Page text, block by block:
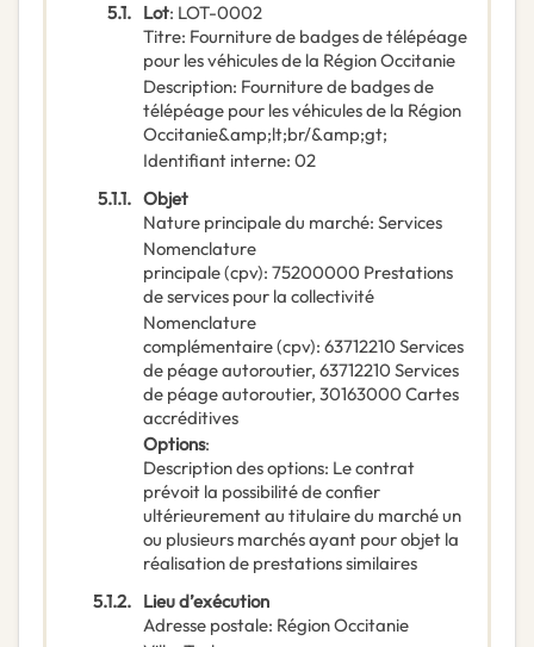
5.1. Lot: LOT-0002
Titre: Fourniture de badges de télépéage
pour les véhicules de la Région Occitanie
Description: Fourniture de badges de
télépéage pour les véhicules de la Région
Occitanie&amp;lt;br/&amp;gt;
Identifiant interne: 02
5.1.1. Objet
Nature principale du marché: Services
Nomenclature
principale(cpv): 75200000 Prestations
de services pour la collectivité
Nomenclature
complémentaire(cpv): 63712210 Services
de péage autoroutier, 63712210 Services
de péage autoroutier, 30163000 Cartes
accréditives
Options:
Description des options: Le contrat
prévoit la possibilité de confier
ultérieurement au titulaire du marché un
ou plusieurs marchés ayant pour objet la
réalisation de prestations similaires
5.1.2. Lieu d’exécution
Adresse postale: Région Occitanie